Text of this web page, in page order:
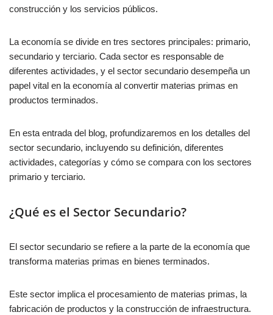
construcción y los servicios públicos.
La economía se divide en tres sectores principales: primario,
secundario y terciario. Cada sector es responsable de
diferentes actividades, y el sector secundario desempeña un
papel vital en la economía al convertir materias primas en
productos terminados.
En esta entrada del blog, profundizaremos en los detalles del
sector secundario, incluyendo su definición, diferentes
actividades, categorías y cómo se compara con los sectores
primario y terciario.
¿Qué es el Sector Secundario?
El sector secundario se refiere a la parte de la economía que
transforma materias primas en bienes terminados.
Este sector implica el procesamiento de materias primas, la
fabricación de productos y la construcción de infraestructura.